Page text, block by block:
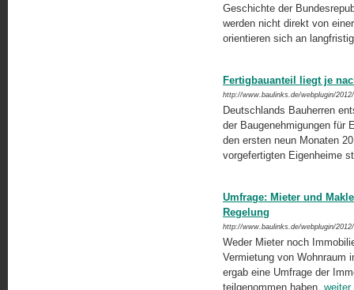
Geschichte der
werden nicht direkt von
orientieren sich an
Fertigbauanteil liegt je
http://www.baulinks.de/webplugin/
Deutschlands Bauherren
der Baugenehmigungen für
den ersten neun Monaten
vorgefertigten Eigenheime
Umfrage: Mieter und
Regelung
http://www.baulinks.de/webplugin/
Weder Mieter noch
Vermietung von Wohnraum
ergab eine Umfrage der
teilgenommen haben. weiter